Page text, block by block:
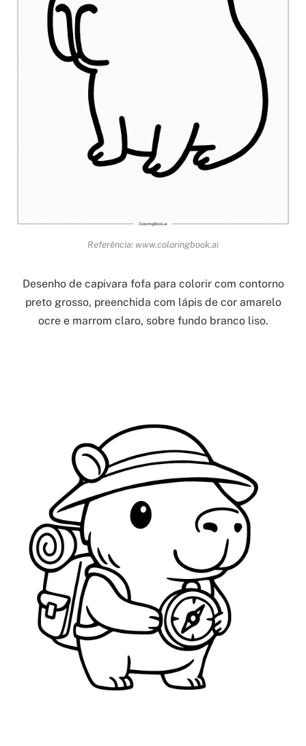
Referência: www.coloringbook.ai
Desenho de capivara fofa para colorir com contorno
preto grosso, preenchida com lápis de cor amarelo
ocre e marrom claro, sobre fundo branco liso.